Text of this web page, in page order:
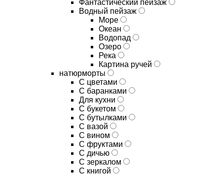
Фантастический пейзаж
Водный пейзаж
Море
Океан
Водопад
Озеро
Река
Картина ручей
натюрморты
С цветами
С баранками
Для кухни
C букетом
C бутылками
C вазой
C вином
C фруктами
C дичью
C зеркалом
C книгой